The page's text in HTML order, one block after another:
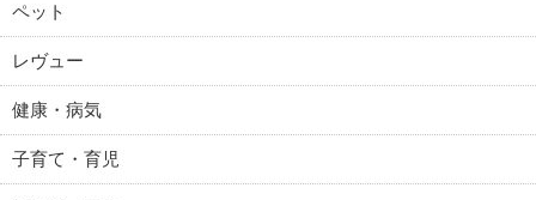
ペット
レヴュー
健康・病気
子育て・育児